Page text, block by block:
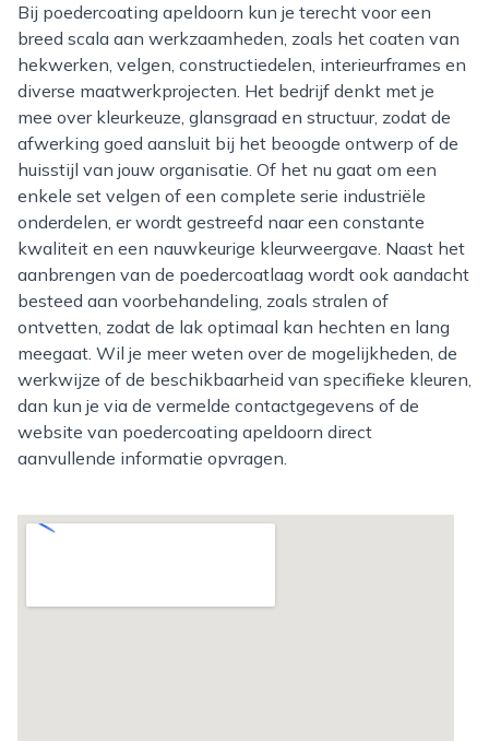
Bij poedercoating apeldoorn kun je terecht voor een
breed scala aan werkzaamheden, zoals het coaten van
hekwerken, velgen, constructiedelen, interieurframes en
diverse maatwerkprojecten. Het bedrijf denkt met je
mee over kleurkeuze, glansgraad en structuur, zodat de
afwerking goed aansluit bij het beoogde ontwerp of de
huisstijl van jouw organisatie. Of het nu gaat om een
enkele set velgen of een complete serie industriële
onderdelen, er wordt gestreefd naar een constante
kwaliteit en een nauwkeurige kleurweergave. Naast het
aanbrengen van de poedercoatlaag wordt ook aandacht
besteed aan voorbehandeling, zoals stralen of
ontvetten, zodat de lak optimaal kan hechten en lang
meegaat. Wil je meer weten over de mogelijkheden, de
werkwijze of de beschikbaarheid van specifieke kleuren,
dan kun je via de vermelde contactgegevens of de
website van poedercoating apeldoorn direct
aanvullende informatie opvragen.